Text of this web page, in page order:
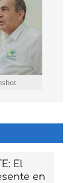
El
en